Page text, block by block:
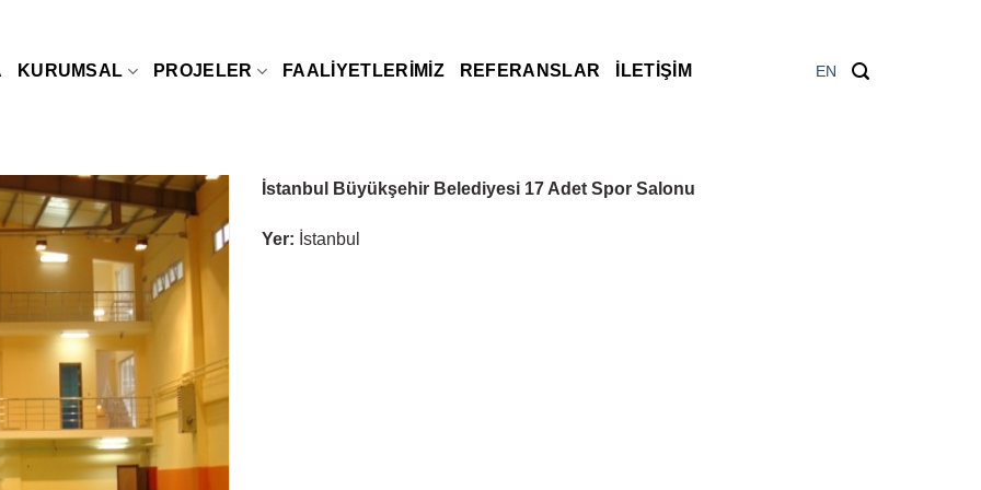
KURUMSAL PROJELER FAALIYETLERIMIZ REFERANSLAR İLETIŞIM EN
İstanbul Büyükşehir Belediyesi 17 Adet Spor Salonu
Yer: İstanbul